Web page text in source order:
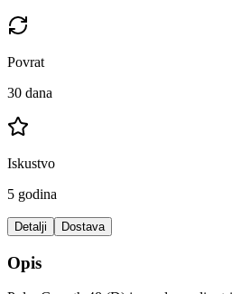
Povrat
30 dana
Iskustvo
5 godina
Detalji Dostava
Opis